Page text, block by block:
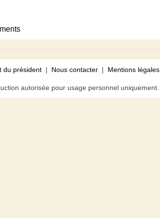
du président | Nous contacter | Mentions légales
autorisée pour usage personnel uniquement.